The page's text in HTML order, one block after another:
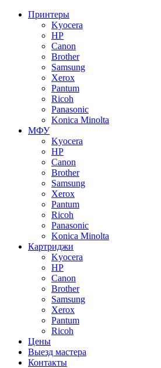
Принтеры
Kyocera
HP
Canon
Brother
Samsung
Xerox
Pantum
Ricoh
Panasonic
Konica Minolta
МФУ
Kyocera
HP
Canon
Brother
Samsung
Xerox
Pantum
Ricoh
Panasonic
Konica Minolta
Картриджи
Kyocera
HP
Canon
Brother
Samsung
Xerox
Pantum
Ricoh
Цены
Выезд мастера
Контакты